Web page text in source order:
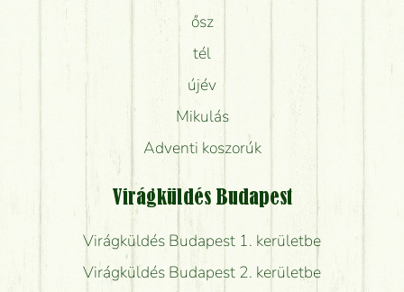
ősz
tél
újév
Mikulás
Adventi koszorúk
Virágküldés Budapest
Virágküldés Budapest 1. kerületbe
Virágküldés Budapest 2. kerületbe